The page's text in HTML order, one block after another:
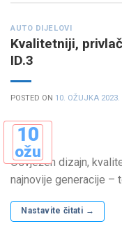
AUTO DIJELOVI
Kvalitetniji,
ID.3
POSTED ON 10. OŽUJKA 2023.
10
ožu
Osvježen dizajn,
najnovije generacije –
Nastavite čitati →